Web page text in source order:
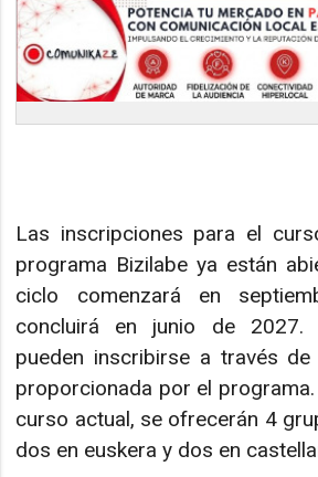
Las inscripciones para el
programa Bizilabe ya están
ciclo comenzará en
concluirá en junio de 2027.
pueden inscribirse a través
proporcionada por el
curso actual, se ofrecerán 4
dos en euskera y dos en